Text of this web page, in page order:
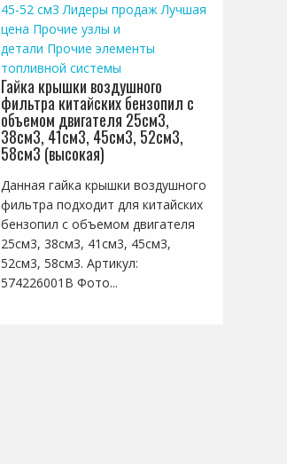
45-52 см3 Лидеры продаж Лучшая
цена Прочие узлы и
детали Прочие элементы
топливной системы
Гайка крышки воздушного
фильтра китайских бензопил с
объемом двигателя 25см3,
38см3, 41см3, 45см3, 52см3,
58см3 (высокая)
Данная гайка крышки воздушного
фильтра подходит для китайских
бензопил с объемом двигателя
25см3, 38см3, 41см3, 45см3,
52см3, 58см3. Артикул:
574226001B Фото...